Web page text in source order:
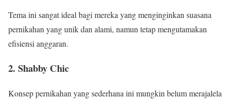
Tema ini sangat ideal bagi mereka yang menginginkan suasana
pernikahan yang unik dan alami, namun tetap mengutamakan
efisiensi anggaran.
2. Shabby Chic
Konsep pernikahan yang sederhana ini mungkin belum merajalela